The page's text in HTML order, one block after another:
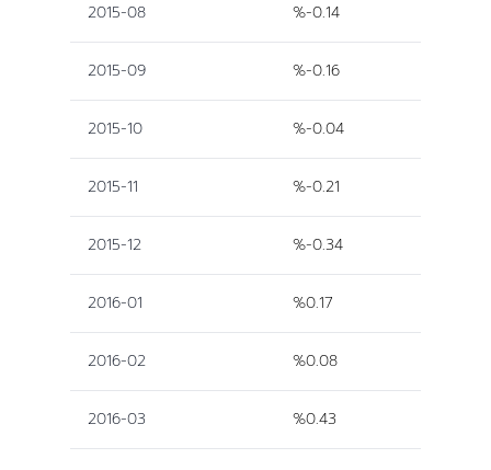
2015-08 %-0.14
2015-09 %-0.16
2015-10 %-0.04
2015-11 %-0.21
2015-12 %-0.34
2016-01 %0.17
2016-02 %0.08
2016-03 %0.43